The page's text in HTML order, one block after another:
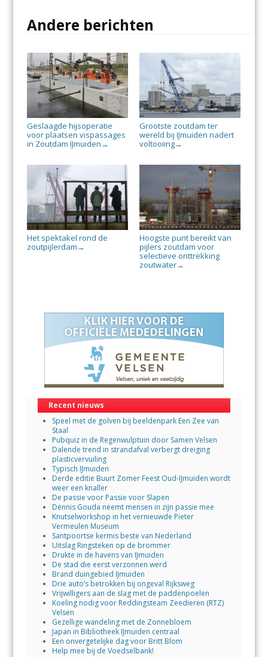
Andere berichten
Geslaagde hijsoperatie
voor plaatsen vispassages
in Zoutdam IJmuiden →
Grootste zoutdam ter
wereld bij IJmuiden nadert
voltooiing→
Het spektakel rond de
zoutpijlerdam →
Hoogste punt bereikt van
pijlers zoutdam voor
selectieve onttrekking
zoutwater→
Recent nieuws
Speel met de golven bij beeldenpark Een Zee van
Staal
Pubquiz in de Regenwulptuin door Samen Velsen
Dalende trend in strandafval verbergt dreiging
plasticvervuiling
Typisch IJmuiden
Derde editie Buurt Zomer Feest Oud-IJmuiden wordt
weer een knaller
De passie voor Passie voor Slapen
Dennis Gouda neemt mensen in zijn passie mee
Knutselworkshop in het vernieuwde Pieter
Vermeulen Museum
Santpoortse kermis beste van Nederland
Uitslag Ringsteken op de brommer
Drukte in de havens van IJmuiden
De stad die eerst verzonnen werd
Brand duingebied IJmuiden
Drie auto’s betrokken bij ongeval Rijksweg
Vrijwilligers aan de slag met de paddenpoelen
Koeling nodig voor Reddingsteam Zeedieren (RTZ)
Velsen
Gezellige wandeling met de Zonnebloem
Japan in Bibliotheek IJmuiden centraal
Een onvergetelijke dag voor Britt Blom
Help mee bij de Voedselbank!